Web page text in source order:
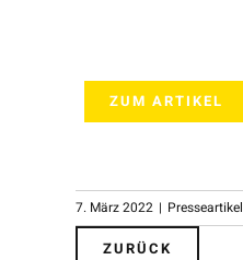
ZUM ARTIKEL
7. März 2022 | Presseartikel
ZURÜCK